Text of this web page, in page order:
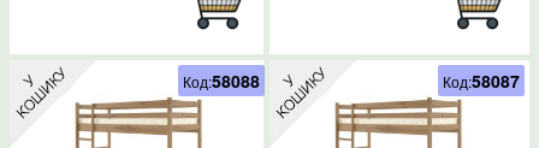
Код:58088 Код:58087